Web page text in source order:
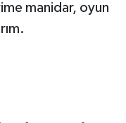
manidar, oyun